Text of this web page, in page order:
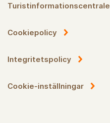
Cookiepolicy
Integritetspolicy
Cookie-inställningar